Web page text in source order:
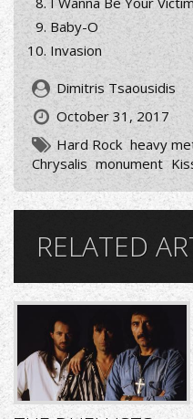
Baby-O
Invasion
Dimitris Tsaousidis
October 31, 2017
Hard Rock heavy
Chrysalis monument
RELATED